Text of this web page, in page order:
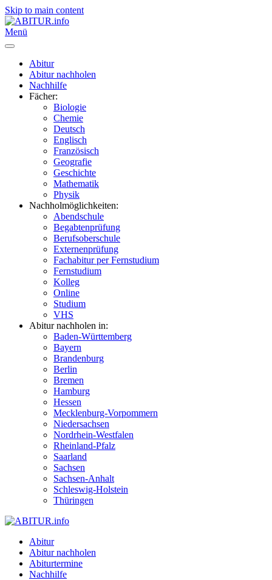
Skip to main content
Menü
Abitur
Abitur nachholen
Nachhilfe
Fächer:
Biologie
Chemie
Deutsch
Englisch
Französisch
Geografie
Geschichte
Mathematik
Physik
Nachholmöglichkeiten:
Abendschule
Begabtenprüfung
Berufsoberschule
Externenprüfung
Fachabitur per Fernstudium
Fernstudium
Kolleg
Online
Studium
VHS
Abitur nachholen in:
Baden-Württemberg
Bayern
Brandenburg
Berlin
Bremen
Hamburg
Hessen
Mecklenburg-Vorpommern
Niedersachsen
Nordrhein-Westfalen
Rheinland-Pfalz
Saarland
Sachsen
Sachsen-Anhalt
Schleswig-Holstein
Thüringen
Abitur
Abitur nachholen
Abiturtermine
Nachhilfe